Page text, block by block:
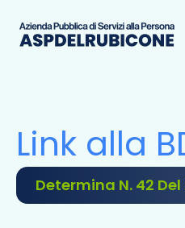
Link alla
Determina N. 42